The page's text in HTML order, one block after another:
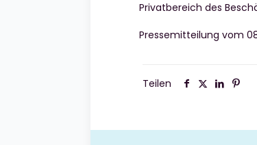
Privatbereich des
Pressemitteilung vom
Teilen